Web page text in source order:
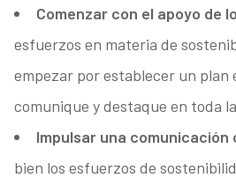
Comenzar con el apoyo de
esfuerzos en materia de
empezar por establecer un plan
comunique y destaque en toda
Impulsar una
bien los esfuerzos de